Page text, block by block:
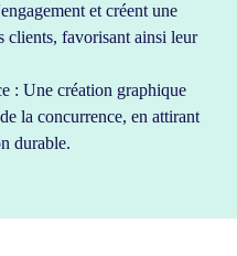
et créent une
clients, favorisant ainsi leur
: Une création graphique
la concurrence, en attirant
durable.